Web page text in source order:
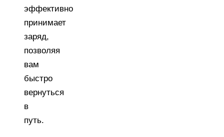
эффективно
принимает
заряд,
позволяя
вам
быстро
вернуться
в
путь.